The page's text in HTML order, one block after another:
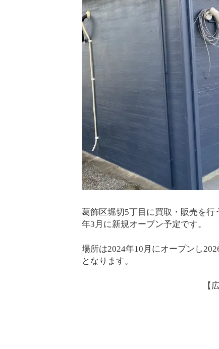
葛飾区堀切5丁目に買取・販売を
年3月に新規オープン予定です。
場所は2024年10月にオープンし
となります。
【